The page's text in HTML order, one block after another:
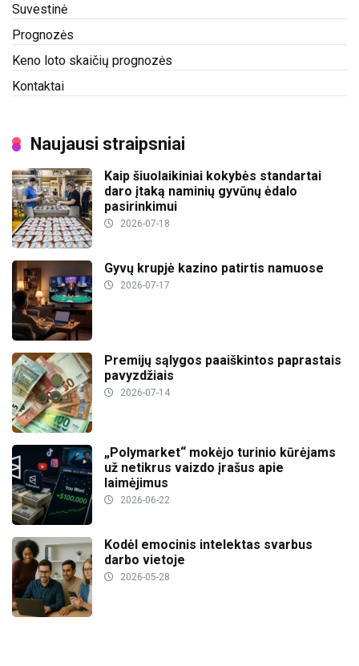
Suvestinė
Prognozės
Keno loto skaičių prognozės
Kontaktai
Naujausi straipsniai
Kaip šiuolaikiniai kokybės standartai
daro įtaką naminių gyvūnų ėdalo
pasirinkimui
2026-07-18
Gyvų krupjė kazino patirtis namuose
2026-07-17
Premijų sąlygos paaiškintos paprastais
pavyzdžiais
2026-07-14
„Polymarket“ mokėjo turinio kūrėjams
už netikrus vaizdo įrašus apie
laimėjimus
2026-06-22
Kodėl emocinis intelektas svarbus
darbo vietoje
2026-05-28